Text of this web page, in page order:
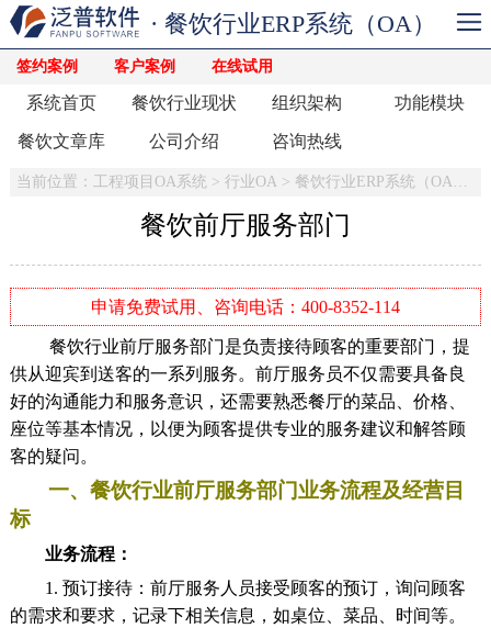
签约案例 客户案例 在线试用
· 餐饮行业ERP系统（OA）
系统首页 餐饮行业现状 组织架构 功能模块
餐饮文章库 公司介绍 咨询热线
当前位置： 工程项目OA系统 > 行业OA > 餐饮行业ERP系统（OA）
餐饮前厅服务部门
申请免费试用、咨询电话：400-8352-114
餐饮行业前厅服务部门是负责接待顾客的重要部门，提
供从迎宾到送客的一系列服务。前厅服务员不仅需要具备良
好的沟通能力和服务意识，还需要熟悉餐厅的菜品、价格、
座位等基本情况，以便为顾客提供专业的服务建议和解答顾
客的疑问。
一、餐饮行业前厅服务部门业务流程及经营目
标
业务流程：
1. 预订接待：前厅服务人员接受顾客的预订，询问顾客
的需求和要求，记录下相关信息，如桌位、菜品、时间等。